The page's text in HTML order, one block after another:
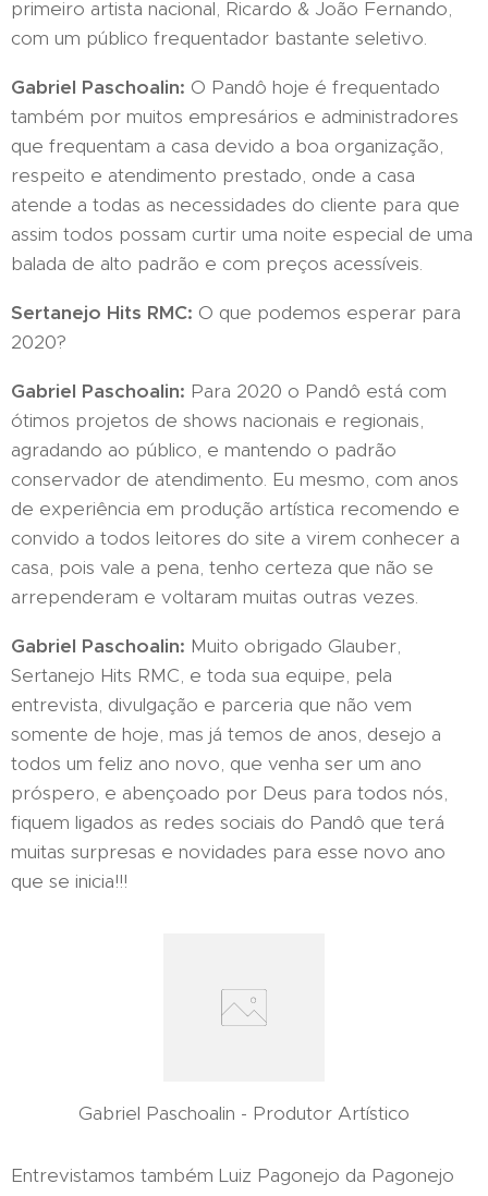
primeiro artista nacional, Ricardo & João Fernando,
com um público frequentador bastante seletivo.
Gabriel Paschoalin: O Pandô hoje é frequentado
também por muitos empresários e administradores
que frequentam a casa devido a boa organização,
respeito e atendimento prestado, onde a casa
atende a todas as necessidades do cliente para que
assim todos possam curtir uma noite especial de uma
balada de alto padrão e com preços acessíveis.
Sertanejo Hits RMC: O que podemos esperar para
2020?
Gabriel Paschoalin: Para 2020 o Pandô está com
ótimos projetos de shows nacionais e regionais,
agradando ao público, e mantendo o padrão
conservador de atendimento. Eu mesmo, com anos
de experiência em produção artística recomendo e
convido a todos leitores do site a virem conhecer a
casa, pois vale a pena, tenho certeza que não se
arrependeram e voltaram muitas outras vezes.
Gabriel Paschoalin: Muito obrigado Glauber,
Sertanejo Hits RMC, e toda sua equipe, pela
entrevista, divulgação e parceria que não vem
somente de hoje, mas já temos de anos, desejo a
todos um feliz ano novo, que venha ser um ano
próspero, e abençoado por Deus para todos nós,
fiquem ligados as redes sociais do Pandô que terá
muitas surpresas e novidades para esse novo ano
que se inicia!!!
Gabriel Paschoalin - Produtor Artístico
Entrevistamos também Luiz Pagonejo da Pagonejo